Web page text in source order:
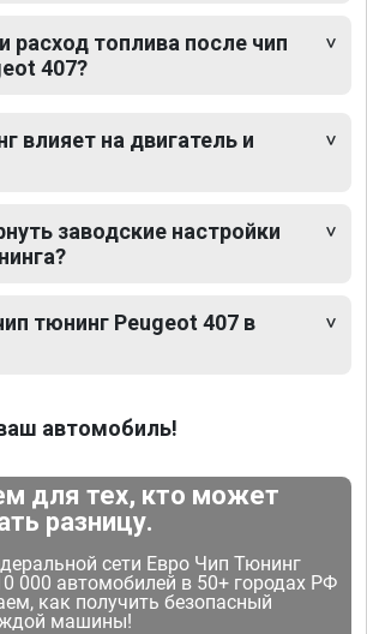
расход топлива после чип
407?
влияет на двигатель и
заводские настройки
тюнинг Peugeot 407 в
автомобиль!
для тех, кто может
разницу.
сети Евро Чип Тюнинг
000 автомобилей в 50+ городах РФ
как получить безопасный
машины!